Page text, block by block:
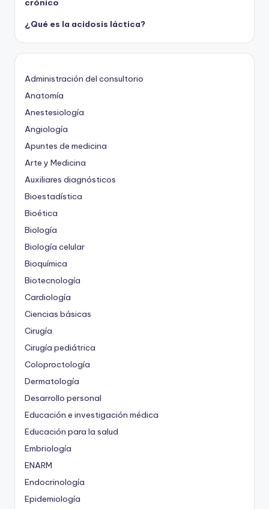
crónico
¿Qué es la acidosis láctica?
Administración del consultorio
Anatomía
Anestesiología
Angiología
Apuntes de medicina
Arte y Medicina
Auxiliares diagnósticos
Bioestadística
Bioética
Biología
Biología celular
Bioquímica
Biotecnología
Cardiología
Ciencias básicas
Cirugía
Cirugía pediátrica
Coloproctología
Dermatología
Desarrollo personal
Educación e investigación médica
Educación para la salud
Embriología
ENARM
Endocrinología
Epidemiología